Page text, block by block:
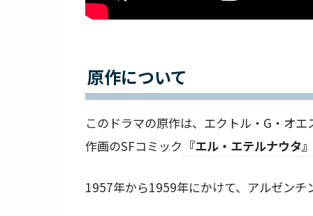
原作について
このドラマの原作は、エクトル・G・オ
作画のSFコミック 『エル・エテルナウタ』
1957年から1959年にかけて、アルゼン